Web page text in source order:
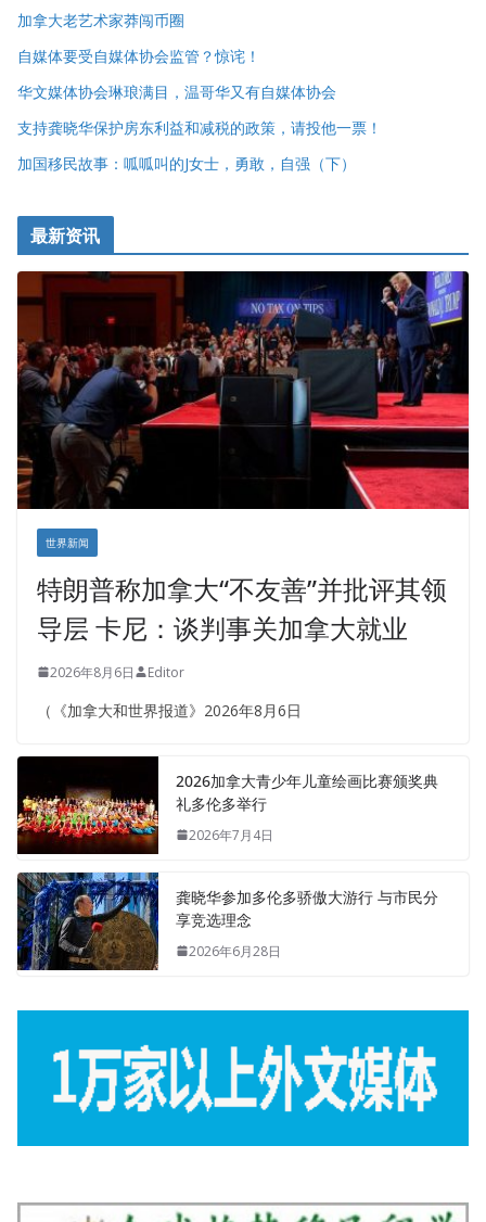
加拿大老艺术家莽闯币圈
自媒体要受自媒体协会监管？惊诧！
华文媒体协会琳琅满目，温哥华又有自媒体协会
支持龚晓华保护房东利益和减税的政策，请投他一票！
加国移民故事：呱呱叫的J女士，勇敢，自强（下）
最新资讯
世界新闻
特朗普称加拿大“不友善”并批评其领
导层 卡尼：谈判事关加拿大就业
2026年8月6日 Editor
（《加拿大和世界报道》2026年8月6日
2026加拿大青少年儿童绘画比赛颁奖典
礼多伦多举行
2026年7月4日
龚晓华参加多伦多骄傲大游行 与市民分
享竞选理念
2026年6月28日